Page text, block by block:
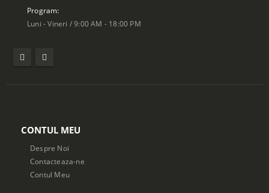
Program:
Luni - Vineri / 9:00 AM - 18:00 PM
CONTUL MEU
Despre Noi
Contacteaza-ne
Contul Meu